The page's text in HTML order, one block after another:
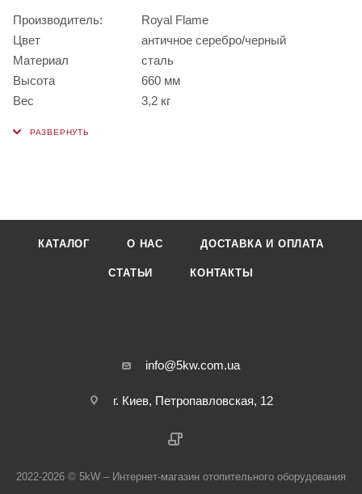
Производитель:
Royal Flame
Цвет
античное серебро/черный
Материал
сталь
Высота
660 мм
Вес
3,2 кг
КАТАЛОГ О НАС ДОСТАВКА И ОПЛАТА
СТАТЬИ КОНТАКТЫ
info@5kw.com.ua
г. Киев, Петропавловская, 12
2022-2026 © 5kW – Интернет-магазин отопительного оборудования